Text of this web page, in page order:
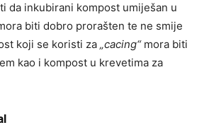
da inkubirani kompost umiješan u
biti dobro prorašten te ne smije
koji se koristi za „cacing“mora biti
kao i kompost u krevetima za